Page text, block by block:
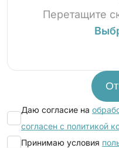
Перетащите
Даю согласие на
согласен с политикой
Принимаю условия